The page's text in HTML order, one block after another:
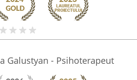
Galustyan - Psihoterapeut